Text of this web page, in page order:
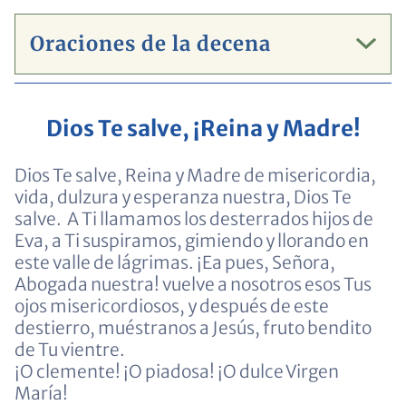
Oraciones de la decena
Dios Te salve, ¡Reina y Madre!
Dios Te salve, Reina y Madre de misericordia,
vida, dulzura y esperanza nuestra, Dios Te
salve. A Ti llamamos los desterrados hijos de
Eva, a Ti suspiramos, gimiendo y llorando en
este valle de lágrimas. ¡Ea pues, Señora,
Abogada nuestra! vuelve a nosotros esos Tus
ojos misericordiosos, y después de este
destierro, muéstranos a Jesús, fruto bendito
de Tu vientre.
¡O clemente! ¡O piadosa! ¡O dulce Virgen
María!